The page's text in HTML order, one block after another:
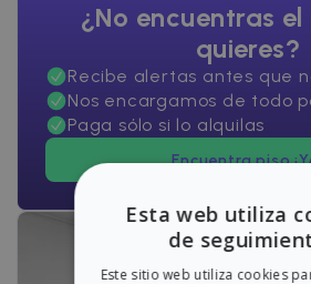
¿No encuentras
quieres?
Recibe alertas antes que
Nos encargamos de todo
Paga sólo si lo alquilas
Encuentra piso
Esta web utiliza
de
Este sitio web utiliza cookies